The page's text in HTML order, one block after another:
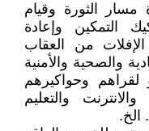
الثورة وقيام
التمكين وإعادة
من العقاب
والصحية والأمنية
لقراهم وحواكيرهم
والتعليم
الخ.